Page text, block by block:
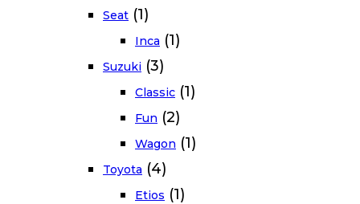
Seat (1)
Inca (1)
Suzuki (3)
Classic (1)
Fun (2)
Wagon (1)
Toyota (4)
Etios (1)